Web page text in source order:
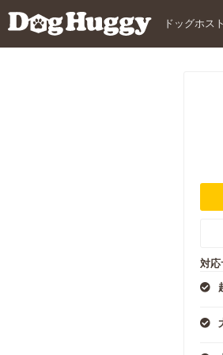
ドッグホス
対応